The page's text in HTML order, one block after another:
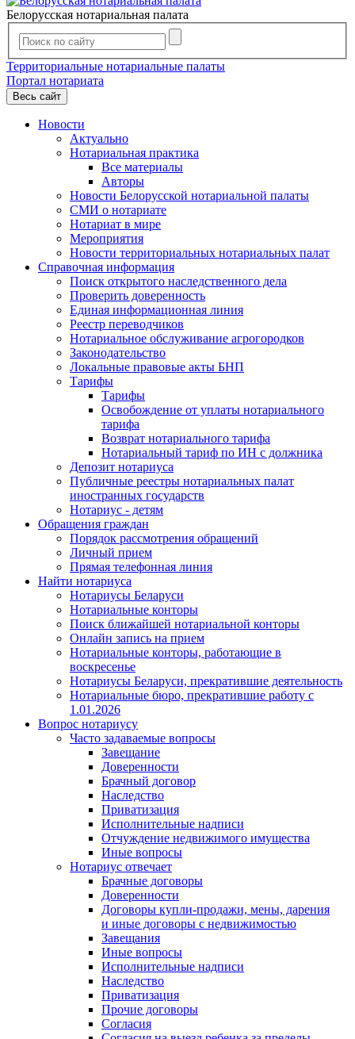
Белорусская нотариальная палата
Территориальные нотариальные палаты
Портал нотариата
Весь сайт
Новости
Актуально
Нотариальная практика
Все материалы
Авторы
Новости Белорусской нотариальной палаты
СМИ о нотариате
Нотариат в мире
Мероприятия
Новости территориальных нотариальных палат
Справочная информация
Поиск открытого наследственного дела
Проверить доверенность
Единая информационная линия
Реестр переводчиков
Нотариальное обслуживание агрогородков
Законодательство
Локальные правовые акты БНП
Тарифы
Тарифы
Освобождение от уплаты нотариального
тарифа
Возврат нотариального тарифа
Нотариальный тариф по ИН с должника
Депозит нотариуса
Публичные реестры нотариальных палат
иностранных государств
Нотариус - детям
Обращения граждан
Порядок рассмотрения обращений
Личный прием
Прямая телефонная линия
Найти нотариуса
Нотариусы Беларуси
Нотариальные конторы
Поиск ближайшей нотариальной конторы
Онлайн запись на прием
Нотариальные конторы, работающие в
воскресенье
Нотариусы Беларуси, прекратившие деятельность
Нотариальные бюро, прекратившие работу с
1.01.2026
Вопрос нотариусу
Часто задаваемые вопросы
Завещание
Доверенности
Брачный договор
Наследство
Приватизация
Исполнительные надписи
Отчуждение недвижимого имущества
Иные вопросы
Нотариус отвечает
Брачные договоры
Доверенности
Договоры купли-продажи, мены, дарения
и иные договоры с недвижимостью
Завещания
Иные вопросы
Исполнительные надписи
Наследство
Приватизация
Прочие договоры
Согласия